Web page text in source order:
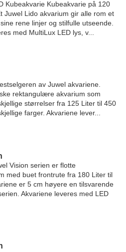
Kubeakvarie Kubeakvarie på 120
Juwel Lido akvarium gir alle rom et
rene linjer og stilfulle utseende.
med MultiLux LED lys, v...
av Juwel akvariene.
rektangulære akvarium som
størrelser fra 125 Liter til 450
farger. Akvariene lever...
Vision serien er flotte
med buet frontrute fra 180 Liter til
er 5 cm høyere en tilsvarende
Akvariene leveres med LED